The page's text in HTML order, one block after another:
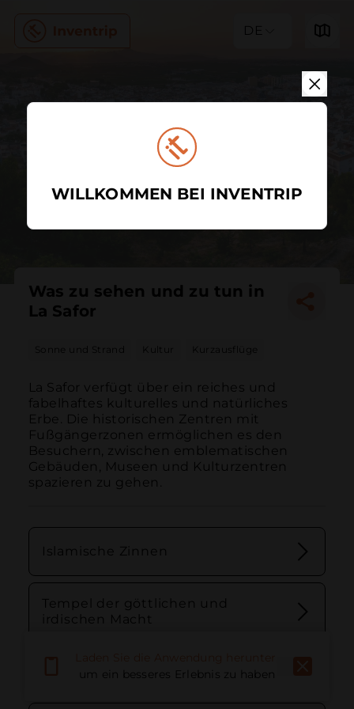
DE
Was zu sehen und zu tun in
La Safor
Sonne und Strand Kultur Kurzausflüge
La Safor verfügt über ein reiches und
fabelhaftes kulturelles und natürliches
Erbe. Die historischen Zentren mit
Fußgängerzonen ermöglichen es den
Besuchern, zwischen emblematischen
Gebäuden, Museen und Kulturzentren
spazieren zu gehen.
Islamische Zinnen
Tempel der göttlichen und
irdischen Macht
Weg des Wissens
um ein besseres Erlebnis zu haben
WILLKOMMEN BEI INVENTRIP